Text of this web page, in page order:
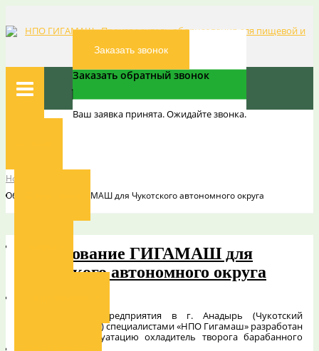
Заказать звонок
Заказать обратный звонок
Ваш заявка принята. Ожидайте звонка.
Новости
Оборудование ГИГАМАШ для Чукотского автономного округа
Оборудование ГИГАМАШ для
Чукотского автономного округа
Для молочного предприятия в г. Анадырь (Чукотский
автономный округ) специалистами «НПО Гигамаш» разработан
и введен в эксплуатацию охладитель творога барабанного